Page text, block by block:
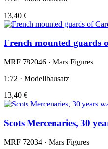
13,40 €
French mounted guards
MRF 782046 · Mars Figures
1:72 · Modellbausatz
13,40 €
Scots Mercenaries, 30
MRF 72034 · Mars Figures